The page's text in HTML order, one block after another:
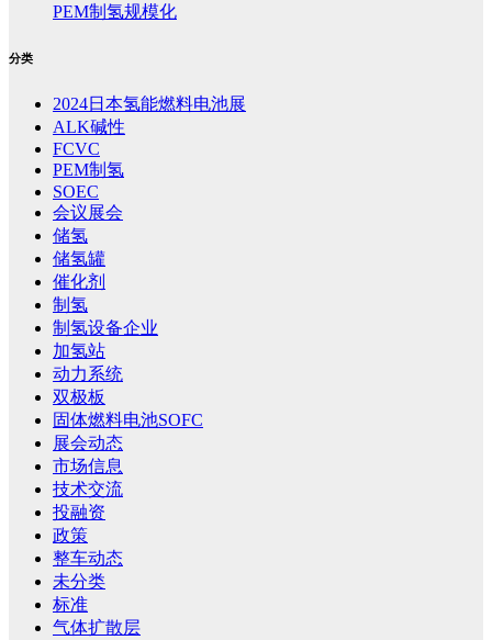
PEM制氢规模化
分类
2024日本氢能燃料电池展
ALK碱性
FCVC
PEM制氢
SOEC
会议展会
储氢
储氢罐
催化剂
制氢
制氢设备企业
加氢站
动力系统
双极板
固体燃料电池SOFC
展会动态
市场信息
技术交流
投融资
政策
整车动态
未分类
标准
气体扩散层